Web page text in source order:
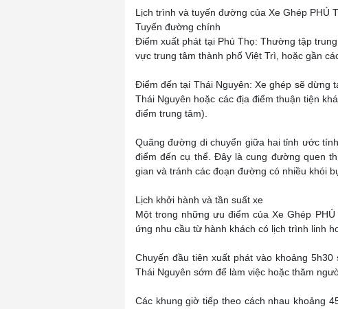
Lịch trình và tuyến đường của Xe Ghép PHÚ
Tuyến đường chính
Điểm xuất phát tại Phú Thọ: Thường tập
vực trung tâm thành phố Việt Trì, hoặc gần
Điểm đến tại Thái Nguyên: Xe ghép sẽ dừng
Thái Nguyên hoặc các địa điểm thuận tiện
điểm trung tâm).
Quãng đường di chuyển giữa hai tỉnh ước
điểm đến cụ thể. Đây là cung đường quen
gian và tránh các đoạn đường có nhiều khói
Lịch khởi hành và tần suất xe
Một trong những ưu điểm của Xe Ghép
ứng nhu cầu từ hành khách có lịch trình linh
Chuyến đầu tiên xuất phát vào khoảng
Thái Nguyên sớm để làm việc hoặc thăm
Các khung giờ tiếp theo cách nhau khoảng